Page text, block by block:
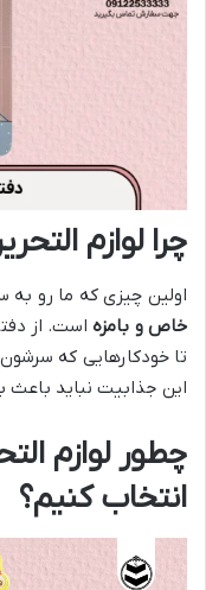
چرا لوازم
اولین چیزی که ما رو
خاص و بامزهاست. از
تا خودکارهایی که
این جذابیت نباید باعث
چطور لوازم
انتخاب کنیم؟